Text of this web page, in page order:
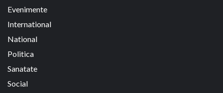
Evenimente
International
National
Politica
Sanatate
Social